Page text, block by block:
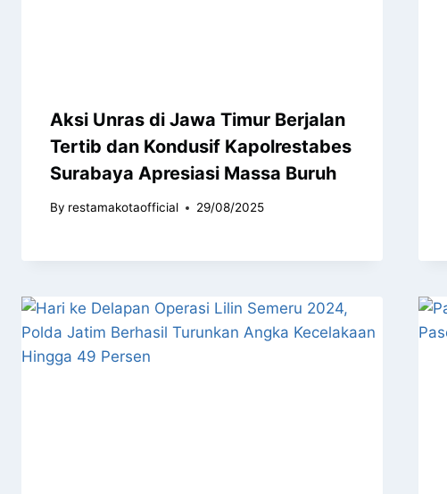
Aksi Unras di Jawa Timur Berjalan
Tertib dan Kondusif Kapolrestabes
Surabaya Apresiasi Massa Buruh
By restamakotaofficial 29/08/2025